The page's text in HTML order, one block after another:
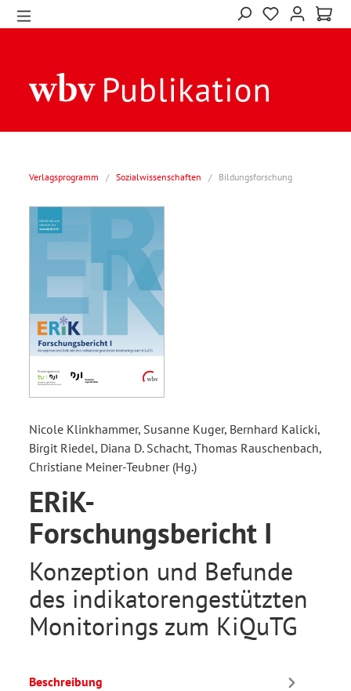
Verlagsprogramm / Sozialwissenschaften / Bildungsforschung
Nicole Klinkhammer, Susanne Kuger, Bernhard Kalicki,
Birgit Riedel, Diana D. Schacht, Thomas Rauschenbach,
Christiane Meiner-Teubner (Hg.)
ERiK-
Forschungsbericht I
Konzeption und Befunde
des indikatorengestützten
Monitorings zum KiQuTG
Beschreibung